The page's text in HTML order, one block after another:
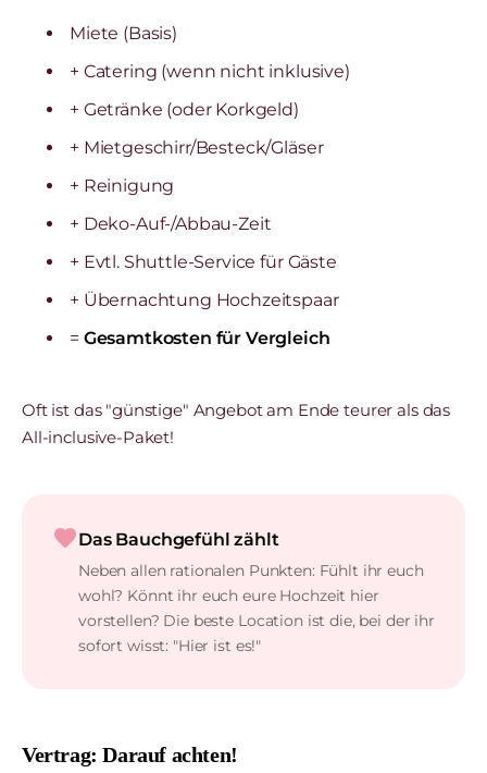
Miete (Basis)
+ Catering (wenn nicht inklusive)
+ Getränke (oder Korkgeld)
+ Mietgeschirr/Besteck/Gläser
+ Reinigung
+ Deko-Auf-/Abbau-Zeit
+ Evtl. Shuttle-Service für Gäste
+ Übernachtung Hochzeitspaar
= Gesamtkosten für Vergleich
Oft ist das "günstige" Angebot am Ende teurer als das
All-inclusive-Paket!
favoriteDas Bauchgefühl zählt
Neben allen rationalen Punkten: Fühlt ihr euch
wohl? Könnt ihr euch eure Hochzeit hier
vorstellen? Die beste Location ist die, bei der ihr
sofort wisst: "Hier ist es!"
Vertrag: Darauf achten!